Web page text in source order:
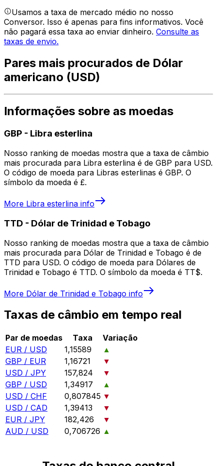
Usamos a taxa de mercado médio no nosso
Conversor. Isso é apenas para fins informativos. Você
não pagará essa taxa ao enviar dinheiro. Consulte as
taxas de envio.
Pares mais procurados de Dólar
americano (USD)
Informações sobre as moedas
GBP - Libra esterlina
Nosso ranking de moedas mostra que a taxa de câmbio
mais procurada para Libra esterlina é de GBP para USD.
O código de moeda para Libras esterlinas é GBP. O
símbolo da moeda é £.
More Libra esterlina info
TTD - Dólar de Trinidad e Tobago
Nosso ranking de moedas mostra que a taxa de câmbio
mais procurada para Dólar de Trinidad e Tobago é de
TTD para USD. O código de moeda para Dólares de
Trinidad e Tobago é TTD. O símbolo da moeda é TT$.
More Dólar de Trinidad e Tobago info
Taxas de câmbio em tempo real
Par de moedas Taxa
Variação
EUR / USD
1,15589
▲
GBP / EUR
1,16721
▼
USD / JPY
157,824
▼
GBP / USD
1,34917
▲
USD / CHF
0,807845 ▼
USD / CAD
1,39413
▼
EUR / JPY
182,426
▼
AUD / USD
0,706726 ▲